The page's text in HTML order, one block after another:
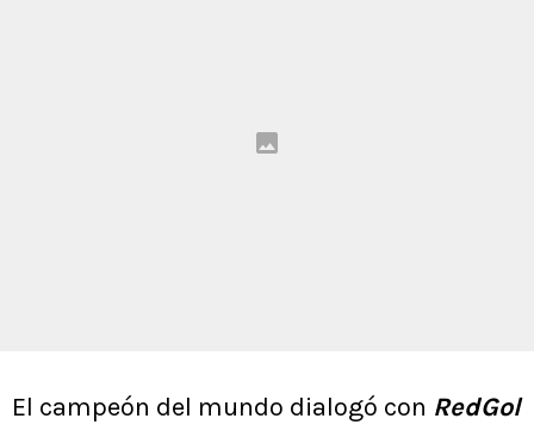
El campeón del mundo dialogó con RedGol